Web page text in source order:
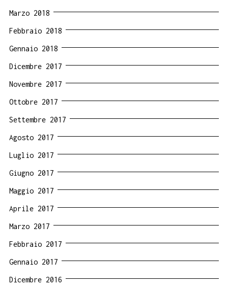
Marzo 2018
Febbraio 2018
Gennaio 2018
Dicembre 2017
Novembre 2017
Ottobre 2017
Settembre 2017
Agosto 2017
Luglio 2017
Giugno 2017
Maggio 2017
Aprile 2017
Marzo 2017
Febbraio 2017
Gennaio 2017
Dicembre 2016